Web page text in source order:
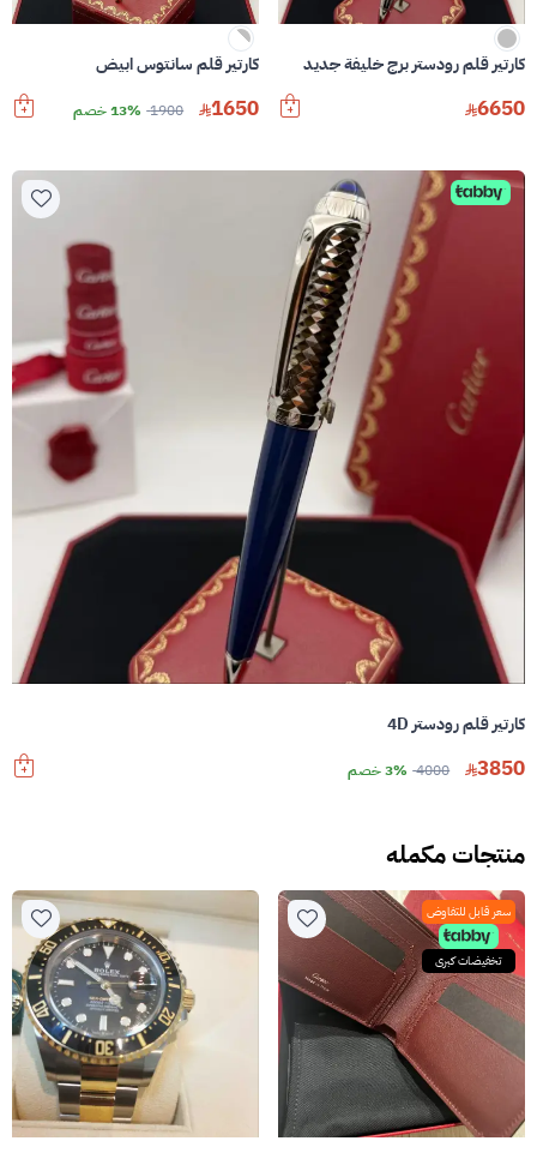
كارتير قلم رودستر برج خليفة جديد
6650
كارتير قلم سانتوس ابيض
1650
1900 13% خصم
كارتير قلم رودستر 4D
3850
4000 3% خصم
منتجات مكمله
سعر قابل للتفاوض
تخفيضات كبرى